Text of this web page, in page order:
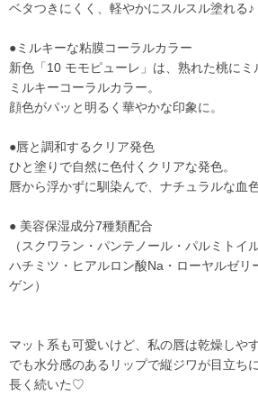
ベタつきにくく、軽やかにスルスル塗れる♪
●ミルキーな粘膜コーラルカラー
新色「10 モモピューレ」は、熟れた桃に
ミルキーコーラルカラー。
顔色がパッと明るく華やかな印象に。
●唇と調和するクリア発色
ひと塗りで自然に色付くクリアな発色。
唇から浮かずに馴染んで、ナチュラルな血
● 美容保湿成分7種類配合
（スクワラン・パンテノール・パルミトイ
ハチミツ・ヒアルロン酸Na・ローヤルゼリ
ゲン）
マット系も可愛いけど、私の唇は乾燥しや
でも水分感のあるリップで縦ジワが目立ち
長く続いた♡